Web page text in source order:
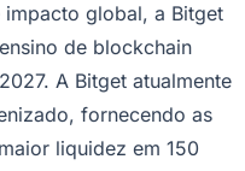
global, a Bitget
de blockchain
A Bitget atualmente
fornecendo as
liquidez em 150